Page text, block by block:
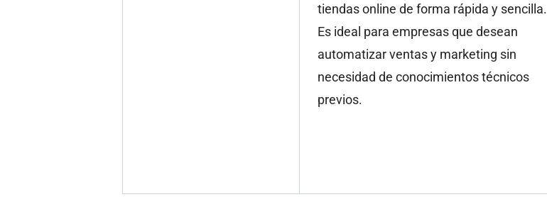
tiendas online de forma rápida y sencilla.
Es ideal para empresas que desean
automatizar ventas y marketing sin
necesidad de conocimientos técnicos
previos.